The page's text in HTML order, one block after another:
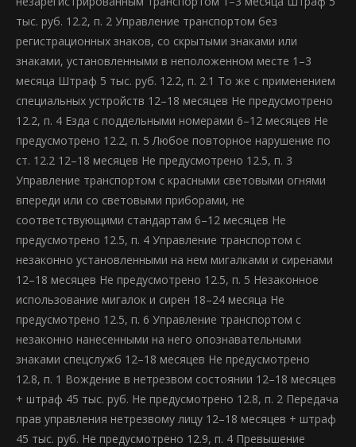
тыс. руб. 12.2, п. 2 Управление транспортом без
регистрационных знаков, со скрытыми знаками или
знаками, установленными в неположенном месте 1–3
месяца Штраф 5 тыс. руб. 12.2, п. 2.1 То же с применением
специальных устройств 12–18 месяцев Не предусмотрено
12.2, п. 4 Езда с поддельными номерами 6–12 месяцев Не
предусмотрено 12.2, п. 5 Любое повторное нарушение по
ст. 12.2 12–18 месяцев Не предусмотрено 12.5, п. 3
Управление транспортом с красными световыми огнями
впереди или со световыми приборами, не
соответствующими стандартам 6–12 месяцев Не
предусмотрено 12.5, п. 4 Управление транспортом с
незаконно установленными на нем мигалками и сиренами
12–18 месяцев Не предусмотрено 12.5, п. 5 Незаконное
использование мигалок и сирен 18–24 месяца Не
предусмотрено 12.5, п. 6 Управление транспортом с
незаконно нанесенными на него опознавательными
знаками спецслужб 12–18 месяцев Не предусмотрено
12.8, п. 1 Вождение в нетрезвом состоянии 12–18 месяцев
+ штраф 45 тыс. руб. Не предусмотрено 12.8, п. 2 Передача
прав управления нетрезвому лицу 12–18 месяцев + штраф
45 тыс. руб. Не предусмотрено 12.9, п. 4 Превышение